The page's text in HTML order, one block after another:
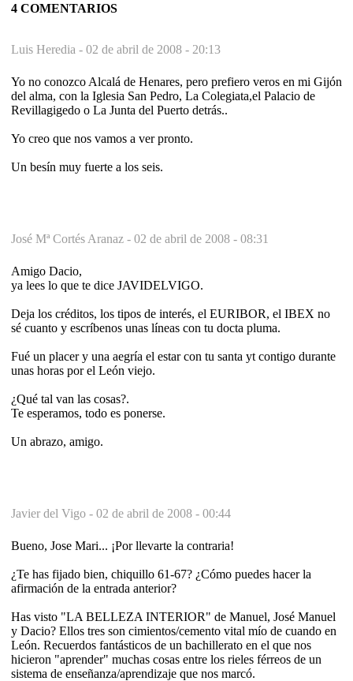
4 COMENTARIOS
Luis Heredia - 02 de abril de 2008 - 20:13
Yo no conozco Alcalá de Henares, pero prefiero veros en mi Gijón
del alma, con la Iglesia San Pedro, La Colegiata,el Palacio de
Revillagigedo o La Junta del Puerto detrás..
Yo creo que nos vamos a ver pronto.
Un besín muy fuerte a los seis.
José Mª Cortés Aranaz - 02 de abril de 2008 - 08:31
Amigo Dacio,
ya lees lo que te dice JAVIDELVIGO.
Deja los créditos, los tipos de interés, el EURIBOR, el IBEX no
sé cuanto y escríbenos unas líneas con tu docta pluma.
Fué un placer y una aegría el estar con tu santa yt contigo durante
unas horas por el León viejo.
¿Qué tal van las cosas?.
Te esperamos, todo es ponerse.
Un abrazo, amigo.
Javier del Vigo - 02 de abril de 2008 - 00:44
Bueno, Jose Mari... ¡Por llevarte la contraria!
¿Te has fijado bien, chiquillo 61-67? ¿Cómo puedes hacer la
afirmación de la entrada anterior?
Has visto "LA BELLEZA INTERIOR" de Manuel, José Manuel
y Dacio? Ellos tres son cimientos/cemento vital mío de cuando en
León. Recuerdos fantásticos de un bachillerato en el que nos
hicieron "aprender" muchas cosas entre los rieles férreos de un
sistema de enseñanza/aprendizaje que nos marcó.